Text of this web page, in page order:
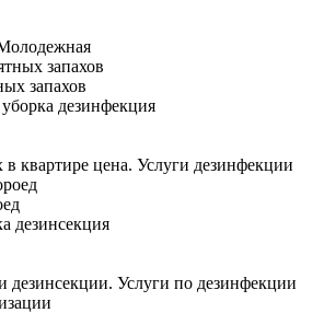
запахов
дезинфекция
квартире цена. Услуги дезинфекции
дезинсекция
дезинсекции. Услуги по дезинфекции